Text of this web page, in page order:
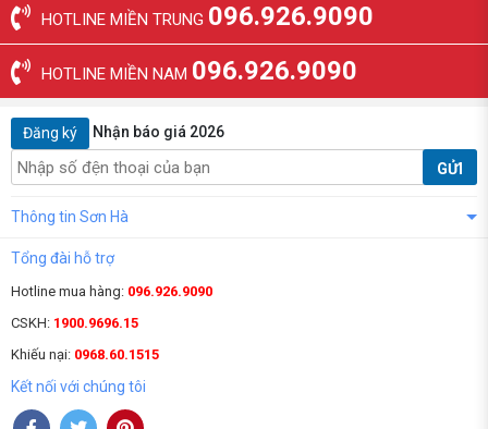
HOTLINE MIỀN TRUNG 096.926.9090
HOTLINE MIỀN NAM 096.926.9090
Đăng ký Nhận báo giá 2026
GỬI
Thông tin Sơn Hà
Tổng đài hỗ trợ
Hotline mua hàng: 096.926.9090
CSKH: 1900.9696.15
Khiếu nại: 0968.60.1515
Kết nối với chúng tôi